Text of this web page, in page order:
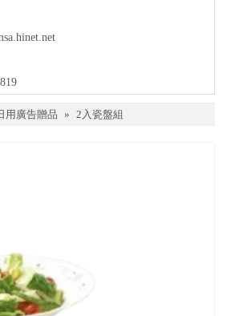
用廣告贈品 » 2入瓷盤組